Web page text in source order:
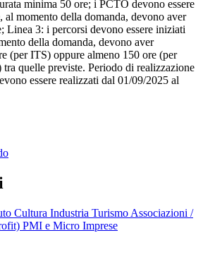
minima 50 ore; i PCTO devono essere
momento della domanda, devono aver
Linea 3: i percorsi devono essere iniziati
della domanda, devono aver
(per ITS) oppure almeno 150 ore (per
quelle previste. Periodo di realizzazione
essere realizzati dal 01/09/2025 al
Cultura Industria Turismo Associazioni /
PMI e Micro Imprese